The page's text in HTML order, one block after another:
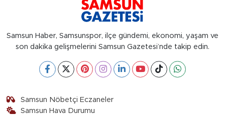
Samsun Haber, Samsunspor, ilçe gündemi, ekonomi, yaşam ve
son dakika gelişmelerini Samsun Gazetesi’nde takip edin.
Samsun Nöbetçi Eczaneler
Samsun Hava Durumu